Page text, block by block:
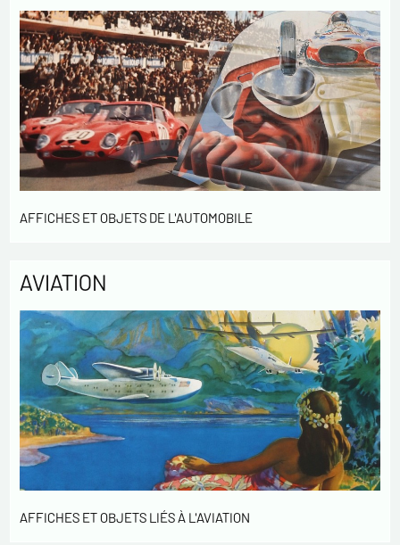
AFFICHES ET OBJETS DE L'AUTOMOBILE
AVIATION
AFFICHES ET OBJETS LIÉS À L'AVIATION